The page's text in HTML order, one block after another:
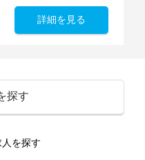
詳細を見る
探す
を探す